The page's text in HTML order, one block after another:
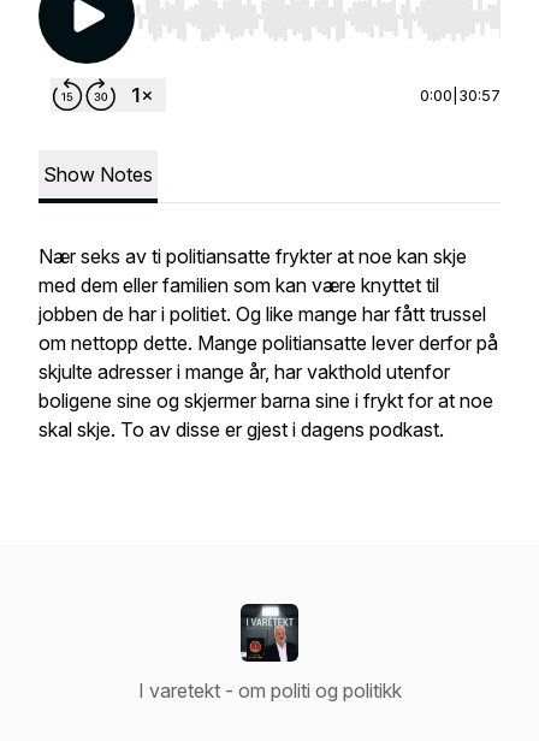
Use Left/Right to seek, Home/End to jump to
0:00 30:57
Show Notes
Nær seks av ti politiansatte frykter at noe kan skje
med dem eller familien som kan være knyttet til
jobben de har i politiet. Og like mange har fått trussel
om nettopp dette. Mange politiansatte lever derfor på
skjulte adresser i mange år, har vakthold utenfor
boligene sine og skjermer barna sine i frykt for at noe
skal skje. To av disse er gjest i dagens podkast.
I varetekt - om politi og politikk